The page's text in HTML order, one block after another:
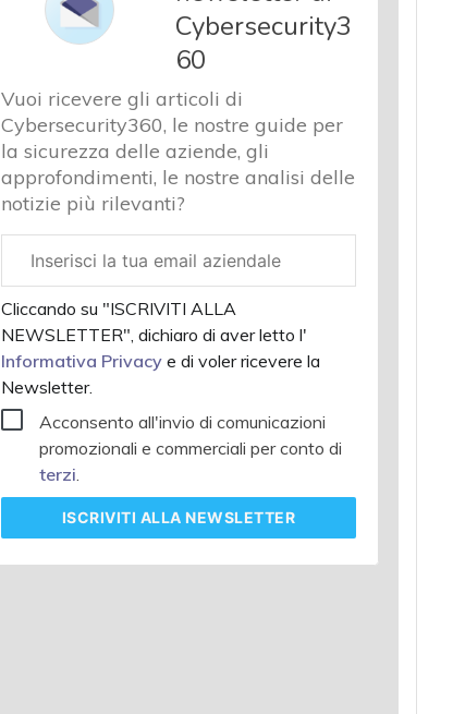
Cybersecurity3
60
Vuoi ricevere gli articoli di
Cybersecurity360, le nostre guide per
la sicurezza delle aziende, gli
approfondimenti, le nostre analisi delle
notizie più rilevanti?
aziendale
Cliccando su "ISCRIVITI ALLA
NEWSLETTER", dichiaro di aver letto l'
Informativa Privacy e di voler ricevere la
Newsletter.
Acconsento all'invio di comunicazioni
promozionali e commerciali per conto di
terzi.
ISCRIVITI ALLA NEWSLETTER